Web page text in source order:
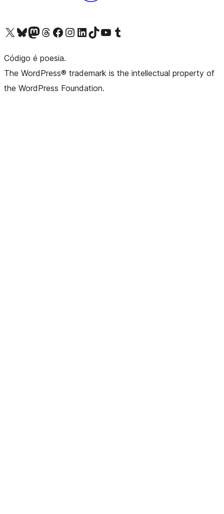
Visite a nossa conta X (antigo Twitter)
Visit our Bluesky account
Visit our Mastodon account
Visit our Threads account
Visite a nossa página do Facebook
Visite a nossa conta no Instagram
Visite a nossa conta no LinkedIn
Visit our TikTok account
Visit our YouTube channel
Visit our Tumblr account
Código é poesia.
The WordPress® trademark is the intellectual property of
the WordPress Foundation.